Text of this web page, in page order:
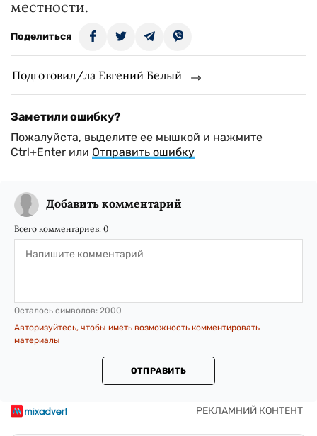
местности.
Поделиться
Подготовил/ла Евгений Белый
Заметили ошибку?
Пожалуйста, выделите ее мышкой и нажмите
Ctrl+Enter или Отправить ошибку
Добавить комментарий
Всего комментариев: 0
Осталось символов: 2000
Авторизуйтесь, чтобы иметь возможность комментировать
материалы
ОТПРАВИТЬ